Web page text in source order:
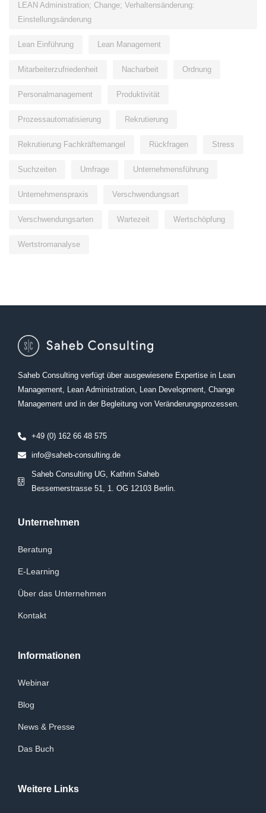
LEAN Administration; Change; Verhaltensänderung:
Einstellungsänderung
Lean Einführung Lean Management
Mitarbeiterzufriedenheit Nacharbeit Ordnung
Personalmanagement Produktivität
Prozessautomatisierung Rekrutierung
Rekrutierung Fachkräftemangel Rückfragen Stress
Suchzeiten Umfrage Unternehmensführung
Unternehmenspraxis Verschwendungsart
Verschwendungsarten Wartezeit Wertschöpfung
Wertstromanalyse
Saheb Consulting verfügt über ausgewiesene Expertise in Lean
Management, Lean Administration, Lean Development, Change
Management und in der Begleitung von Veränderungsprozessen.
+49 (0) 162 66 48 575
info@saheb-consulting.de
Saheb Consulting UG, Kathrin Saheb
Bessemerstrasse 51, 1. OG 12103 Berlin.
Unternehmen
Beratung
E-Learning
Über das Unternehmen
Kontakt
Informationen
Webinar
Blog
News & Presse
Das Buch
Weitere Links